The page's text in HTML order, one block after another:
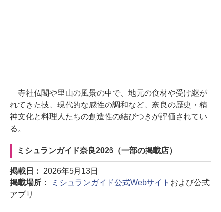
寺社仏閣や里山の風景の中で、地元の食材や受け継が
れてきた技、現代的な感性の調和など、奈良の歴史・精
神文化と料理人たちの創造性の結びつきが評価されてい
る。
ミシュランガイド奈良2026（一部の掲載店）
掲載日： 2026年5月13日
掲載場所：
ミシュランガイド公式Webサイト および公式
アプリ